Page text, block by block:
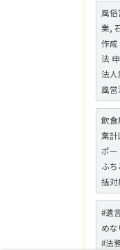
風
業,
作成
法
法
風
飲食
業計
ポー
ふ
括対
#遺
め
#法